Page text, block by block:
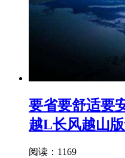
要省要舒适要
越L长风越山
阅读：1169